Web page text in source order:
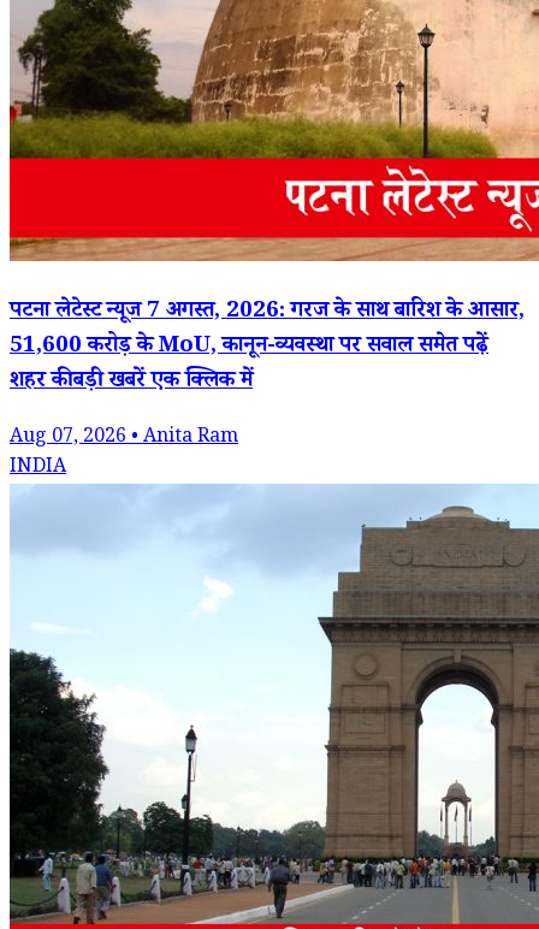
पटना लेटेस्ट न्यूज 7 अगस्त, 2026: गरज के साथ बारिश के आसार,
51,600 करोड़ के MoU, कानून-व्यवस्था पर सवाल समेत पढ़ें
शहर की बड़ी खबरें एक क्लिक में
Aug 07, 2026 • Anita Ram
INDIA